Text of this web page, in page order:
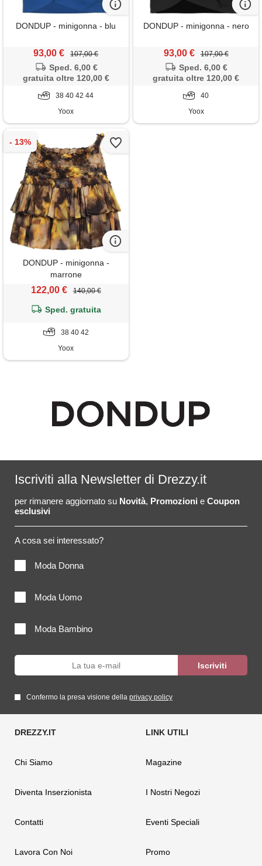
DONDUP - minigonna - blu
93,00 € 107,00 €
Sped. 6,00 €
gratuita oltre 120,00 €
38 40 42 44
Yoox
DONDUP - minigonna - nero
93,00 € 107,00 €
Sped. 6,00 €
gratuita oltre 120,00 €
40
Yoox
DONDUP - minigonna -
marrone
122,00 € 140,00 €
Sped. gratuita
38 40 42
Yoox
Iscriviti alla Newsletter di Drezzy.it
per rimanere aggiornato su Novità, Promozioni e Coupon
esclusivi
A cosa sei interessato?
Moda Donna
Moda Uomo
Moda Bambino
Confermo la presa visione della privacy policy
Chi Siamo
Diventa Inserzionista
Contatti
Lavora Con Noi
Magazine
I Nostri Negozi
Eventi Speciali
Promo